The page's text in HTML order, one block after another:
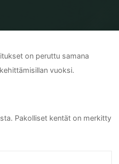
on peruttu samana
vuoksi.
Pakolliset kentät on merkitty